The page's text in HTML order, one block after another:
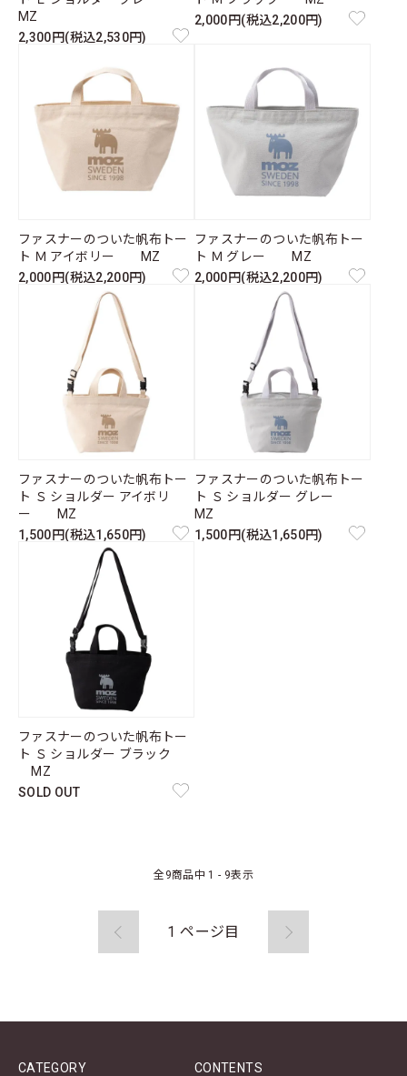
MZ
2,300円(税込2,530円)
2,000円(税込2,200円)
ファスナーのついた帆布トー
ト Ｍ アイボリー MZ
2,000円(税込2,200円)
ファスナーのついた帆布トー
ト Ｍ グレー MZ
2,000円(税込2,200円)
ファスナーのついた帆布トー
ト Ｓ ショルダー アイボリ
ー MZ
1,500円(税込1,650円)
ファスナーのついた帆布トー
ト Ｓ ショルダー グレー
MZ
1,500円(税込1,650円)
ファスナーのついた帆布トー
ト Ｓ ショルダー ブラック
MZ
SOLD OUT
全 9商品中 1 - 9表示
1ページ目
CATEGORY CONTENTS